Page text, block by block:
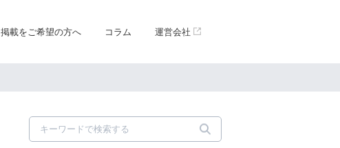
掲載をご希望の方へ コラム 運営会社